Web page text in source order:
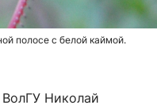
полосе с белой каймой.
Николай